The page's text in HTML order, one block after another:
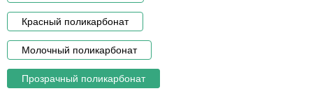
Красный поликарбонат
Молочный поликарбонат
Прозрачный поликарбонат